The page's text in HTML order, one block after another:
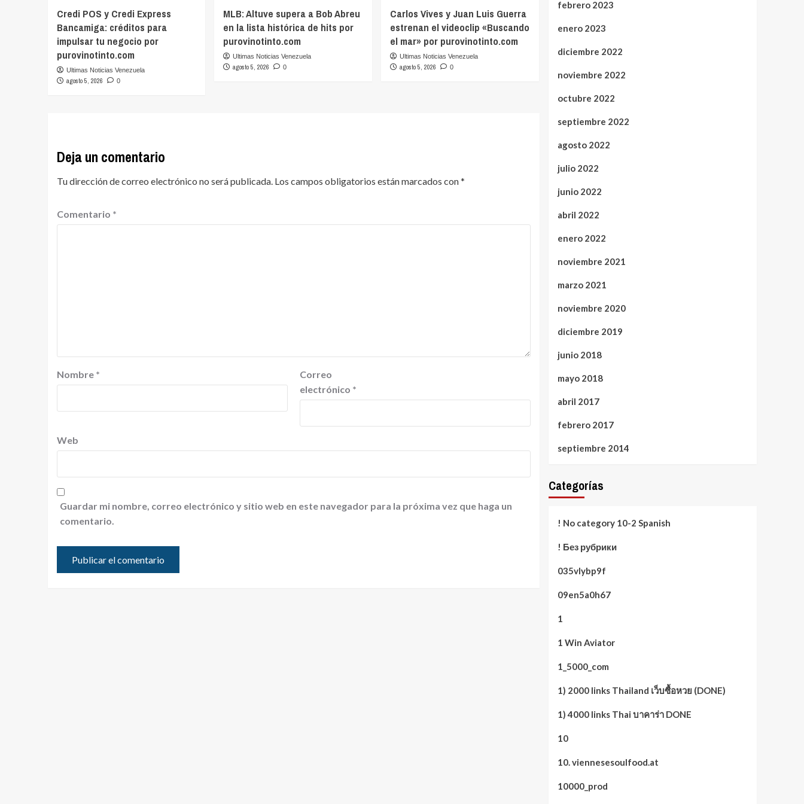
Credi POS y Credi Express
Bancamiga: créditos para
impulsar tu negocio por
purovinotinto.com
Ultimas Noticias Venezuela
agosto 5, 2026 0
MLB: Altuve supera a Bob Abreu
en la lista histórica de hits por
purovinotinto.com
Ultimas Noticias Venezuela
agosto 5, 2026 0
Carlos Vives y Juan Luis Guerra
estrenan el videoclip «Buscando
el mar» por purovinotinto.com
Ultimas Noticias Venezuela
agosto 5, 2026 0
Deja un comentario
Tu dirección de correo electrónico no será publicada. Los campos obligatorios están marcados con*
Comentario *
Nombre *
Correo
electrónico *
Web
Guardar mi nombre, correo electrónico y sitio web en este navegador para la próxima vez que haga un
comentario.
febrero 2023
enero 2023
diciembre 2022
noviembre 2022
octubre 2022
septiembre 2022
agosto 2022
julio 2022
junio 2022
abril 2022
enero 2022
noviembre 2021
marzo 2021
noviembre 2020
diciembre 2019
junio 2018
mayo 2018
abril 2017
febrero 2017
septiembre 2014
Categorías
! No category 10-2 Spanish
! Без рубрики
035vlybp9f
09en5a0h67
1
1 Win Aviator
1_5000_com
1) 2000 links Thailand เว็บซื้อหวย (DONE)
1) 4000 links Thai บาคาร่า DONE
10
10. viennesesoulfood.at
10000_prod